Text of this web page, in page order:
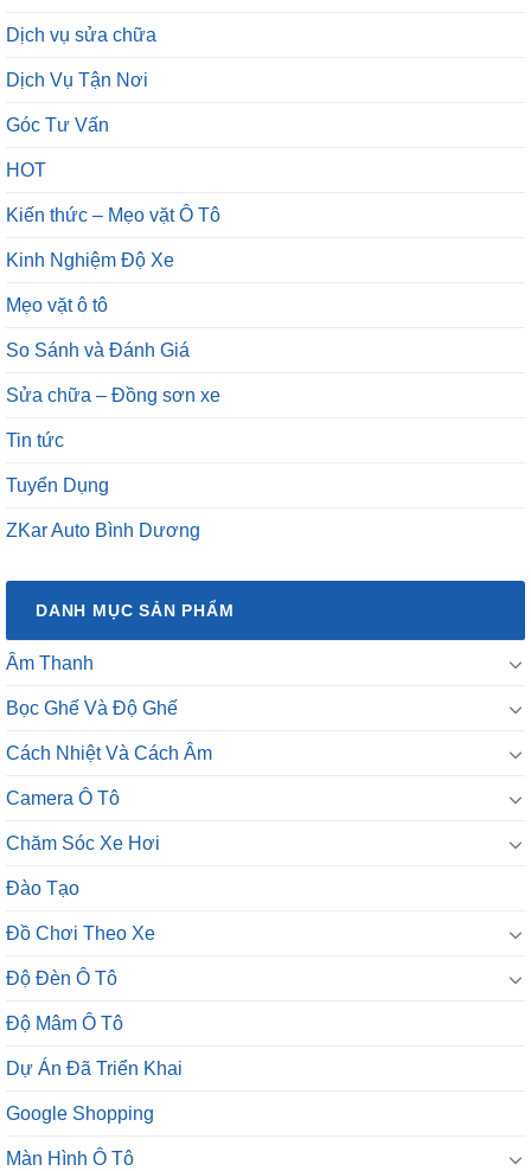
Dịch vụ sửa chữa
Dịch Vụ Tận Nơi
Góc Tư Vấn
HOT
Kiến thức – Mẹo vặt Ô Tô
Kinh Nghiệm Độ Xe
Mẹo vặt ô tô
So Sánh và Đánh Giá
Sửa chữa – Đồng sơn xe
Tin tức
Tuyển Dụng
ZKar Auto Bình Dương
DANH MỤC SẢN PHẨM
Âm Thanh
Bọc Ghế Và Độ Ghế
Cách Nhiệt Và Cách Âm
Camera Ô Tô
Chăm Sóc Xe Hơi
Đào Tạo
Đồ Chơi Theo Xe
Độ Đèn Ô Tô
Độ Mâm Ô Tô
Dự Án Đã Triển Khai
Google Shopping
Màn Hình Ô Tô